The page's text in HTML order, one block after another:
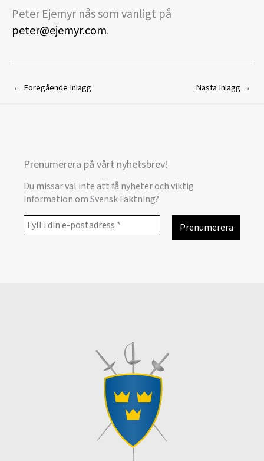
Peter Ejemyr nås som vanligt på
peter@ejemyr.com.
← Föregående Inlägg Nästa Inlägg →
Prenumerera på vårt nyhetsbrev!
Du missar väl inte att få nyheter och viktig
information om Svensk Fäktning?